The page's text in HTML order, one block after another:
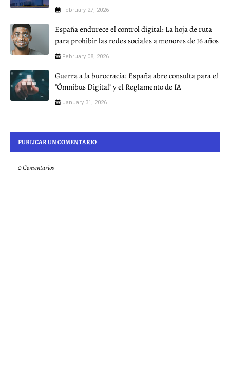
February 27, 2026
España endurece el control digital: La hoja de ruta
para prohibir las redes sociales a menores de 16 años
February 08, 2026
Guerra a la burocracia: España abre consulta para el
"Ómnibus Digital" y el Reglamento de IA
January 31, 2026
PUBLICAR UN COMENTARIO
0 Comentarios